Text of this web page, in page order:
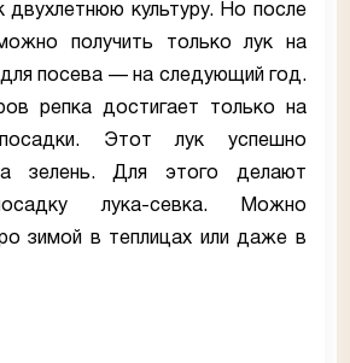
двухлетнюю культуру. Но после
получить только лук на
для посева — на следующий год.
репка достигает только на
Этот лук успешно
зелень. Для этого делают
лука-севка. Можно
зимой в теплицах или даже в